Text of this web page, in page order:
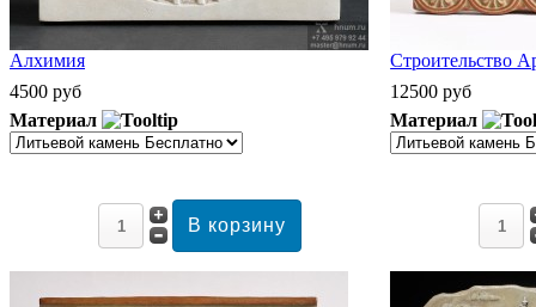
Алхимия
4500 руб
Материал
Строительство
12500 руб
Материал